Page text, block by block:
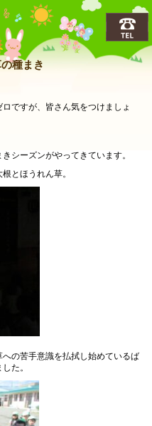
えだな)幼稚園
種まき
ですが、皆さん気をつけましょ
シーズンがやってきています。
とほうれん草。
の苦手意識を払拭し始めているば
た。